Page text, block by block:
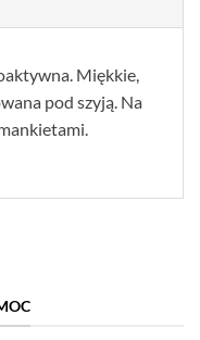
Miękkie,
pod szyją. Na